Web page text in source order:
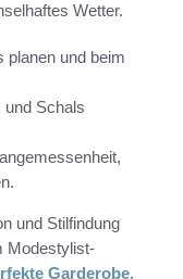
Wetter.
planen und beim
Schals
und Stilfindung
Modestylist-
Garderobe.